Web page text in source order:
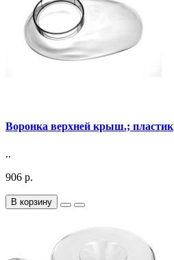
Воронка верхней крыш.; пластик
..
906 р.
В корзину